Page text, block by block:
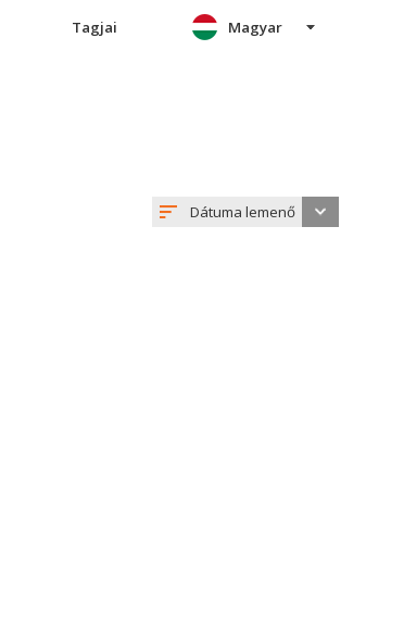
Tagjai Magyar
Dátuma lemenő